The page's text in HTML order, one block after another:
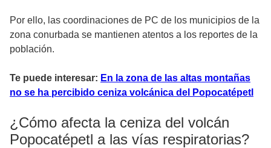
Por ello, las coordinaciones de PC de los municipios de la
zona conurbada se mantienen atentos a los reportes de la
población.
Te puede interesar: En la zona de las altas montañas
no se ha percibido ceniza volcánica del Popocatépetl
¿Cómo afecta la ceniza del volcán
Popocatépetl a las vías respiratorias?